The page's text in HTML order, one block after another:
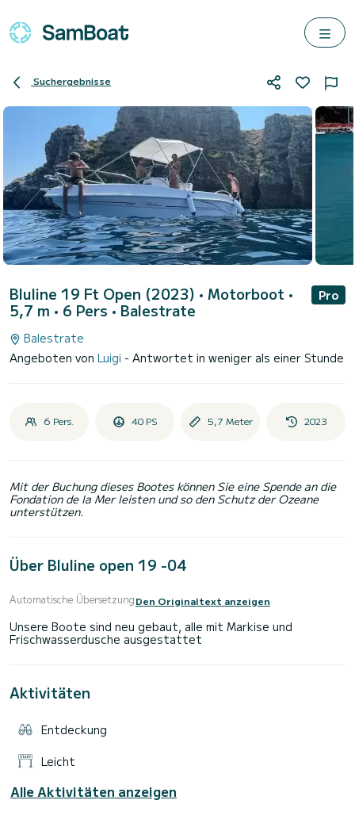
Suchergebnisse
Bluline 19 Ft Open (2023) • Motorboot •
5,7 m • 6 Pers •Balestrate
Pro
Balestrate
Angeboten von Luigi - Antwortet in weniger als einer Stunde
6 Pers. 40 PS 5,7 Meter 2023
Mit der Buchung dieses Bootes können Sie eine Spende an die
Fondation de la Mer leisten und so den Schutz der Ozeane
unterstützen.
Über Bluline open 19 -04
Automatische ÜbersetzungDen Originaltext anzeigen
Unsere Boote sind neu gebaut, alle mit Markise und
Aktivitäten
Entdeckung
Leicht
Alle Aktivitäten anzeigen